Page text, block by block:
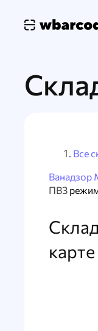
Все
Ванадзор
ПВЗ
карте